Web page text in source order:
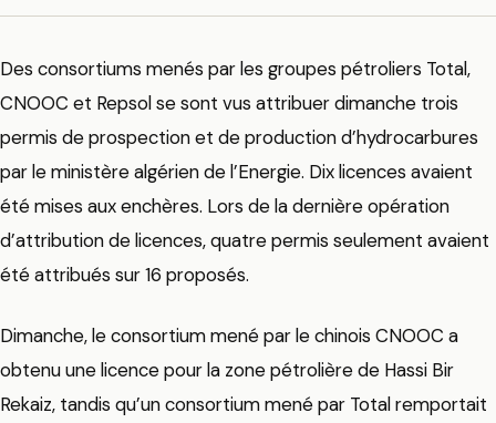
Des consortiums menés par les groupes pétroliers Total,
CNOOC et Repsol se sont vus attribuer dimanche trois
permis de prospection et de production d’hydrocarbures
par le ministère algérien de l’Energie. Dix licences avaient
été mises aux enchères. Lors de la dernière opération
d’attribution de licences, quatre permis seulement avaient
été attribués sur 16 proposés.
Dimanche, le consortium mené par le chinois CNOOC a
obtenu une licence pour la zone pétrolière de Hassi Bir
Rekaiz, tandis qu’un consortium mené par Total remportait